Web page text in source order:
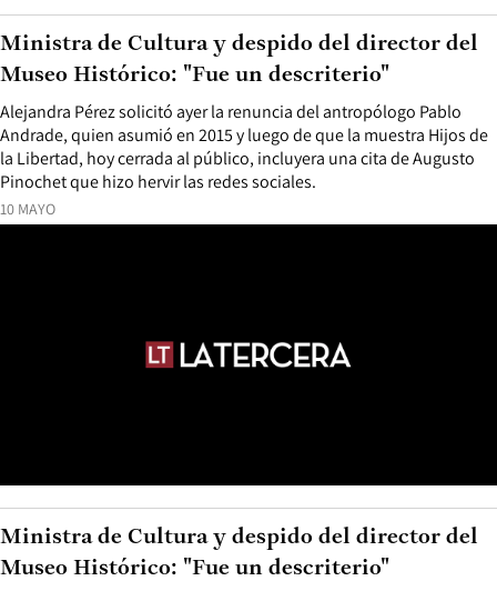
10 MAYO
Alejandra Pérez solicitó ayer la renuncia del antropólogo Pablo
Andrade, quien asumió en 2015 y luego de que la muestra Hijos de
la Libertad, hoy cerrada al público, incluyera una cita de Augusto
Pinochet que hizo hervir las redes sociales.
Ministra de Cultura y despido del director del
Museo Histórico: "Fue un descriterio"
Ministra de Cultura y despido del director del
Museo Histórico: "Fue un descriterio"